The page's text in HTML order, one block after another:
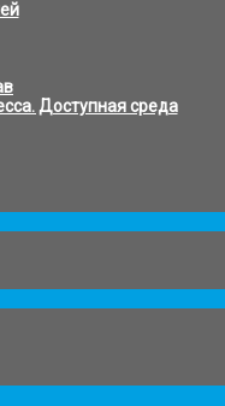
Доступная среда